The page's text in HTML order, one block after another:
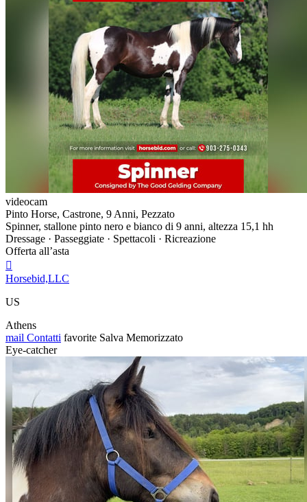
videocam
Pinto Horse, Castrone, 9 Anni, Pezzato
Spinner, stallone pinto nero e bianco di 9 anni, altezza 15,1 hh
Dressage · Passeggiate · Spettacoli · Ricreazione
Offerta all’asta

Horsebid,LLC
US
Athens
mail Contatti favorite Salva Memorizzato
Eye-catcher